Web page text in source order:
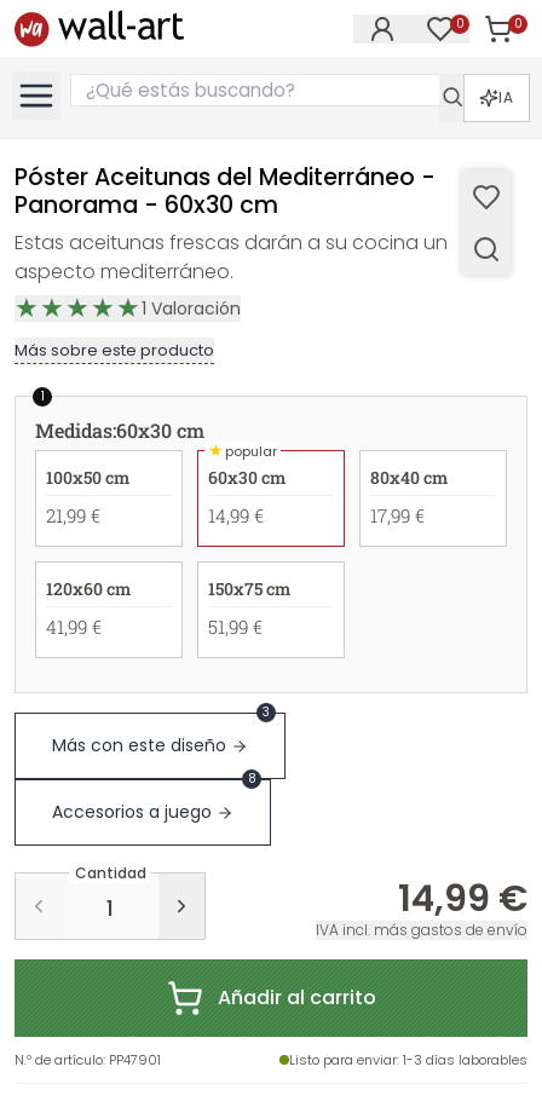
0 0
IA
Póster Aceitunas del Mediterráneo -
Panorama - 60x30 cm
Estas aceitunas frescas darán a su cocina un
aspecto mediterráneo.
1 Valoración
Más sobre este producto
1
Medidas:60x30 cm
100x50 cm
21,99 €
★popular
60x30 cm
14,99 €
80x40 cm
17,99 €
120x60 cm
41,99 €
150x75 cm
51,99 €
Más con este diseño
3
Accesorios a juego
8
Cantidad
14,99 €
IVA incl. más gastos de envío
Añadir al carrito
N.º de artículo: PP47901 Listo para enviar: 1-3 días laborables